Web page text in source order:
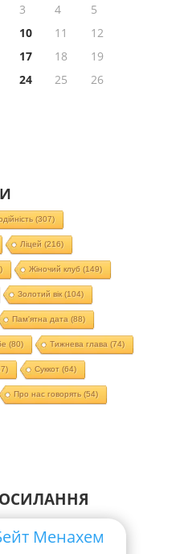
3 4
5
10 11
12
17 18
19
24 25
26
(307)
Ліцей (216)
Жіночий клуб (149)
Золотий вік(104)
Пам'ятна дата (88)
(80) Тижнева глава (74)
Суккот (64)
Про нас говорять (54)
Менахем